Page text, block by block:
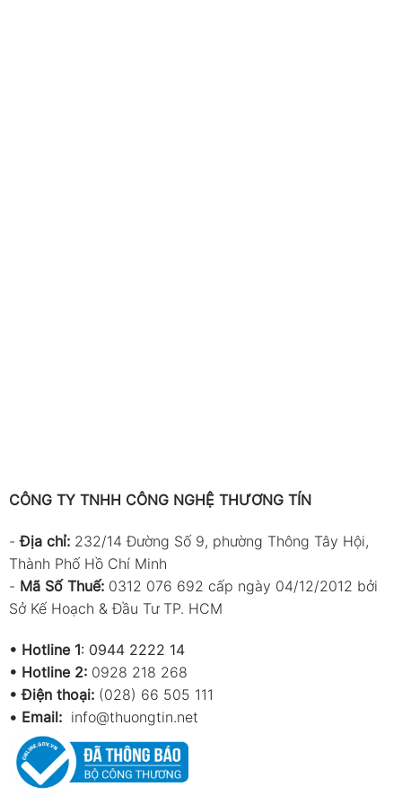
CÔNG TY TNHH CÔNG NGHỆ THƯƠNG TÍN
-Địa chỉ: 232/14 Đường Số 9, phường Thông Tây Hội,
Thành Phố Hồ Chí Minh
- Mã Số Thuế: 0312 076 692 cấp ngày 04/12/2012 bởi
Sở Kế Hoạch & Đầu Tư TP. HCM
• Hotline 1: 0944 2222 14
• Hotline 2: 0928 218 268
• Điện thoại: (028) 66 505 111
• Email: info@thuongtin.net